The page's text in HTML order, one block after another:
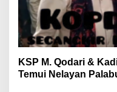
KSP M. Qodari &
Temui Nelayan